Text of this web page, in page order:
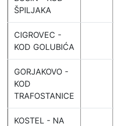
ŠPILJAKA
CIGROVEC -
KOD GOLUBIĆA
GORJAKOVO -
KOD
TRAFOSTANICE
KOSTEL - NA